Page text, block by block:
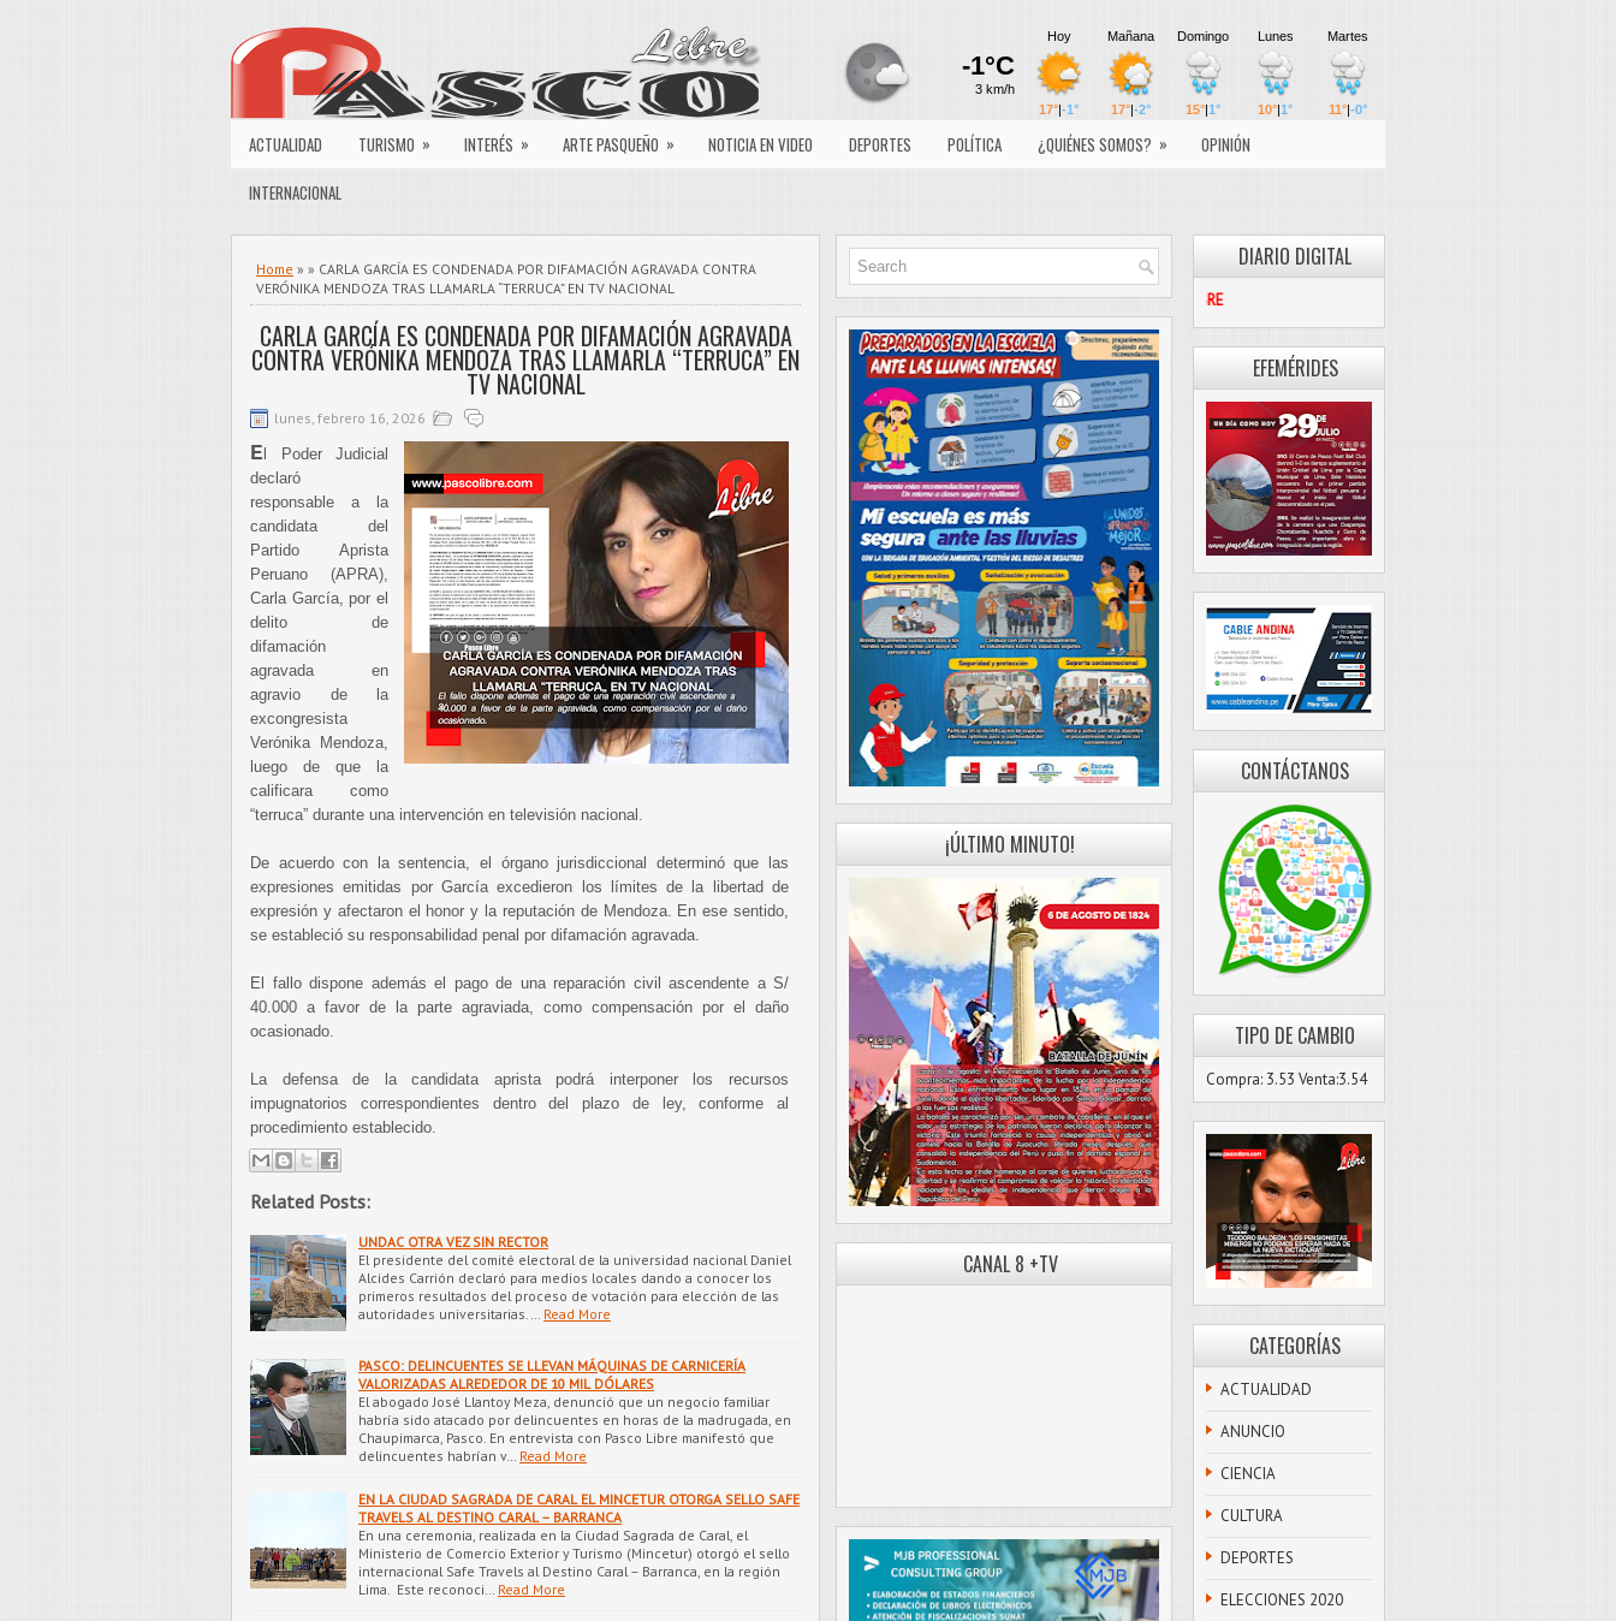
ACTUALIDAD TURISMO » INTERÉS » ARTE PASQUEÑO » NOTICIA EN VIDEO DEPORTES POLÍTICA ¿QUIÉNES SOMOS? »
OPINIÓN
INTERNACIONAL
Home » » CARLA GARCÍA ES CONDENADA POR DIFAMACIÓN AGRAVADA CONTRA
VERÓNIKA MENDOZA TRAS LLAMARLA “TERRUCA” EN TV NACIONAL
CARLA GARCÍA ES CONDENADA POR DIFAMACIÓN AGRAVADA
CONTRA VERÓNIKA MENDOZA TRAS LLAMARLA “TERRUCA” EN
TV NACIONAL
lunes, febrero 16, 2026
E l Poder Judicial
declaró
responsable a la
candidata del
Partido Aprista
Peruano (APRA),
Carla García, por el
delito de
difamación
agravada en
agravio de la
excongresista
Verónika Mendoza,
luego de que la
calificara como
“terruca” durante una intervención en televisión nacional.
De acuerdo con la sentencia, el órgano jurisdiccional determinó que las
expresiones emitidas por García excedieron los límites de la libertad de
expresión y afectaron el honor y la reputación de Mendoza. En ese sentido,
se estableció su responsabilidad penal por difamación agravada.
El fallo dispone además el pago de una reparación civil ascendente a S/
40.000 a favor de la parte agraviada, como compensación por el daño
ocasionado.
La defensa de la candidata aprista podrá interponer los recursos
impugnatorios correspondientes dentro del plazo de ley, conforme al
procedimiento establecido.
Related Posts:
UNDAC OTRA VEZ SIN RECTOR
El presidente del comité electoral de la universidad nacional Daniel
Alcides Carrión declaró para medios locales dando a conocer los
primeros resultados del proceso de votación para elección de las
autoridades universitarias.…
Read More
PASCO: DELINCUENTES SE LLEVAN MÁQUINAS DE CARNICERÍA
VALORIZADAS ALREDEDOR DE 10 MIL DÓLARES
El abogado José Llantoy Meza, denunció que un negocio familiar
habría sido atacado por delincuentes en horas de la madrugada, en
Chaupimarca, Pasco. En entrevista con Pasco Libre manifestó que
delincuentes habrían v…
Read More
EN LA CIUDAD SAGRADA DE CARAL EL MINCETUR OTORGA SELLO SAFE
TRAVELS AL DESTINO CARAL – BARRANCA
En una ceremonia, realizada en la Ciudad Sagrada de Caral, el
Ministerio de Comercio Exterior y Turismo (Mincetur) otorgó el sello
internacional Safe Travels al Destino Caral – Barranca, en la región
Lima. Este reconoci…
Read More
¡ÚLTIMO MINUTO!
CANAL 8 +TV
DIARIO DIGITAL
EFEMÉRIDES
CONTÁCTANOS
TIPO DE CAMBIO
Compra: 3.53 Venta:3.54
CATEGORÍAS
ACTUALIDAD
ANUNCIO
CIENCIA
CULTURA
DEPORTES
ELECCIONES 2020